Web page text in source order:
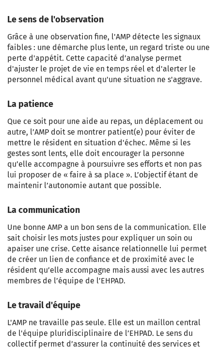
Le sens de l'observation
Grâce à une observation fine, l'AMP détecte les signaux
faibles : une démarche plus lente, un regard triste ou une
perte d'appétit. Cette capacité d’analyse permet
d'ajuster le projet de vie en temps réel et d'alerter le
personnel médical avant qu'une situation ne s'aggrave.
La patience
Que ce soit pour une aide au repas, un déplacement ou
autre, l’AMP doit se montrer patient(e) pour éviter de
mettre le résident en situation d'échec. Même si les
gestes sont lents, elle doit encourager la personne
qu’elle accompagne à poursuivre ses efforts et non pas
lui proposer de « faire à sa place ». L’objectif étant de
maintenir l’autonomie autant que possible.
La communication
Une bonne AMP a un bon sens de la communication. Elle
sait choisir les mots justes pour expliquer un soin ou
apaiser une crise. Cette aisance relationnelle lui permet
de créer un lien de confiance et de proximité avec le
résident qu’elle accompagne mais aussi avec les autres
membres de l’équipe de l’EHPAD.
Le travail d'équipe
L'AMP ne travaille pas seule. Elle est un maillon central
de l'équipe pluridisciplinaire de l’EHPAD. Le sens du
collectif permet d’assurer la continuité des services et